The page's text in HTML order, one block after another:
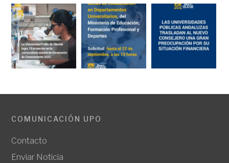
COMUNICACIÓN UPO
Contacto
Enviar Noticia